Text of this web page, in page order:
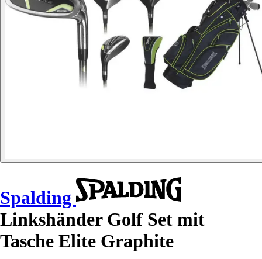
Spalding
Linkshänder Golf Set mit
Tasche Elite Graphite